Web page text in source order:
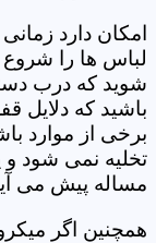
امکان دارد
لباس ها را شروع
شوید که درب
باشید که دلایل
برخی از موارد
تخلیه نمی شود
مساله پیش می
همچنین اگر